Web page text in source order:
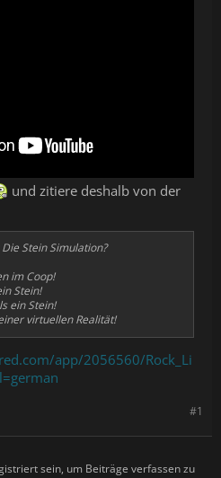
und zitiere deshalb von der
Stein Simulation?
im Coop!
Stein!
ein Stein!
virtuellen Realität!
app/2056560/Rock_Li
#1
sein, um Beiträge verfassen zu